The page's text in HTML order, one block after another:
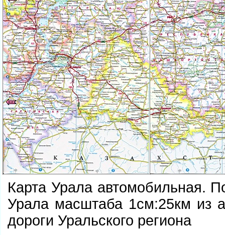
Карта Урала автомобильная.
Урала масштаба 1см:25км из
дороги Уральского региона